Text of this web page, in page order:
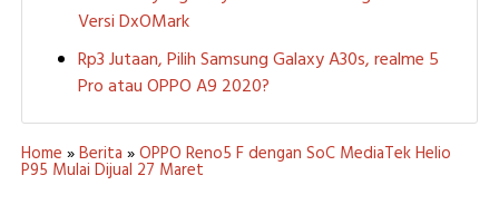
Versi DxOMark
Rp3 Jutaan, Pilih Samsung Galaxy A30s, realme 5
Pro atau OPPO A9 2020?
Home »Berita »OPPO Reno5 F dengan SoC MediaTek Helio
P95 Mulai Dijual 27 Maret